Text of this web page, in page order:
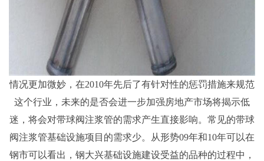
情况更加微妙，在2010年先后了有针对性的惩罚措施来规范
这个行业，未来的是否会进一步加强房地产市场将揭示低
迷，将会对带球阀注浆管的需求产生直接影响。常见的带球
阀注浆管基础设施项目的需求少。从形势09年和10年可以在
钢市可以看出，钢大兴基础设施建设受益的品种的过程中，